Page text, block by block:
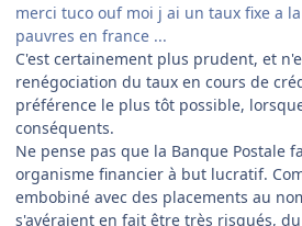
merci tuco ouf moi j ai un taux fixe a
pauvres en france ...
C'est certainement plus prudent, et
renégociation du taux en cours de
préférence le plus tôt possible,
conséquents.
Ne pense pas que la Banque Postale
organisme financier à but lucratif.
embobiné avec des placements au
s'avéraient en fait être très risqués,